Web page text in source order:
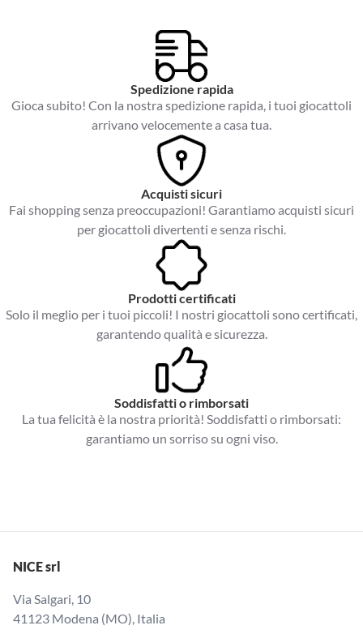
Spedizione rapida
Gioca subito! Con la nostra spedizione rapida, i tuoi giocattoli
arrivano velocemente a casa tua.
Acquisti sicuri
Fai shopping senza preoccupazioni! Garantiamo acquisti sicuri
per giocattoli divertenti e senza rischi.
Prodotti certificati
Solo il meglio per i tuoi piccoli! I nostri giocattoli sono certificati,
garantendo qualità e sicurezza.
Soddisfatti o rimborsati
La tua felicità è la nostra priorità! Soddisfatti o rimborsati:
garantiamo un sorriso su ogni viso.
NICE srl
Via Salgari, 10
41123 Modena (MO), Italia